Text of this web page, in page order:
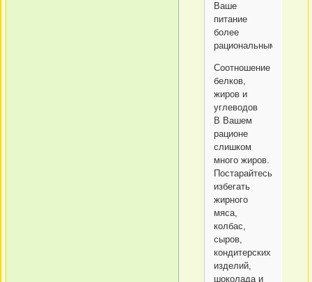
Ваше
питание
более
рациональным.
Соотношение
белков,
жиров и
углеводов
В Вашем
рационе
слишком
много жиров.
Постарайтесь
избегать
жирного
мяса,
колбас,
сыров,
кондитерских
изделий,
шоколада и